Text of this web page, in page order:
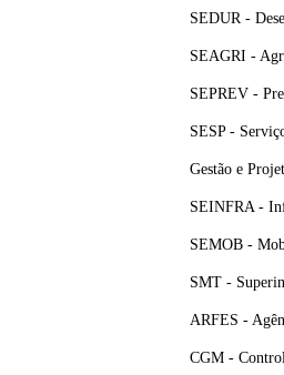
SEDUR -
SEAGRI -
SEPREV -
SESP -
Gestão e
SEINFRA -
SEMOB -
SMT -
ARFES -
CGM -